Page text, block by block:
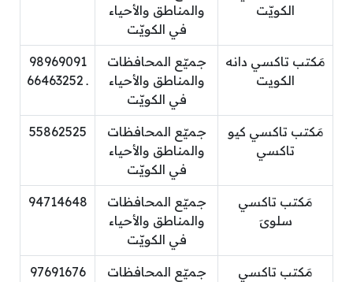
الكويّت
والمناطق والأحياء
في الكويّت
مَكتب تاكسي دانه
الكويت
جميّع المحافظات
والمناطق والأحياء
في الكويّت
98969091
ـ 66463252
مَكتب تاكسي كيو
تاكسي
جميّع المحافظات
والمناطق والأحياء
في الكويّت
55862525
مَكتب تاكسي
سلوىَ
جميّع المحافظات
والمناطق والأحياء
في الكويّت
94714648
مَكتب تاكسي
جميّع المحافظات
97691676